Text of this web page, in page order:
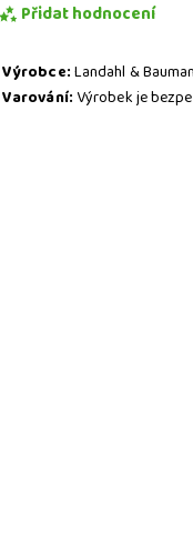
Přidat hodnocení
Výrobce:Landahl &
Varování:Výrobek je